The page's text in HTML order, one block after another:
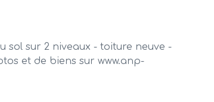
sol sur 2 niveaux - toiture neuve -
et de biens sur www.anp-